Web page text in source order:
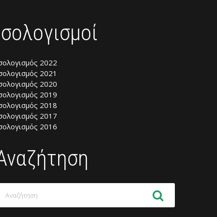
2022
2021
2020
2019
2018
2017
2016
για: